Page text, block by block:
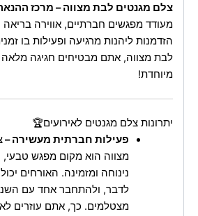
צלם מגנטים לבת מצווה – מרכז
מעודד מפגשים חברתיים, אווירה בריאה
הזדמנות ליהנות מרגיעה ופעילות בו
לבת מצווה, אתם מבטיחים חגיגה מלאה
מיוחדת!
יתרונות צלם מגנטים לאירועים🏆
פעילות חברתית מעשירה –
מצווה הוא מקום מפגש טבעי,
נינוחה ומזמינה. האורחים
לדבר, ולהתחבר אחד עם
מצטלמים. כך, אתם עוזרים